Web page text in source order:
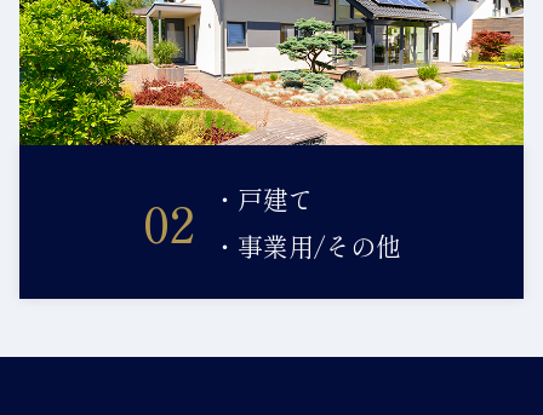
02
・戸建て
・事業用/その他